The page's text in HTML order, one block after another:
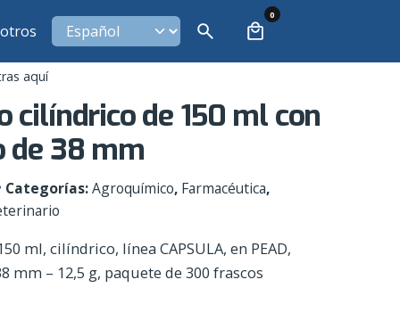
0
aquí
cilíndrico de 150 ml con
de 38 mm
Categorías:Agroquímico, Farmacéutica,
ml, cilíndrico, línea CAPSULA, en PEAD,
mm – 12,5 g, paquete de 300 frascos